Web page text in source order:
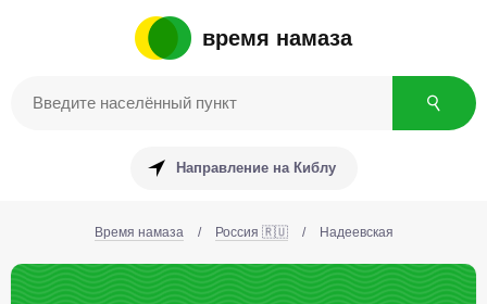
время намаза
Направление на Киблу
Время намаза / Россия 🇷🇺 / Надеевская